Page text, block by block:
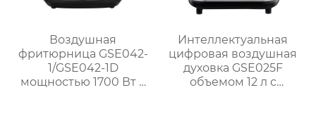
Воздушная
фритюрница GSE042-
1/GSE042-1D
мощностью 1700 Вт с
Интеллектуальная
цифровая воздушная
духовка GSE025F
объемом 12 л с